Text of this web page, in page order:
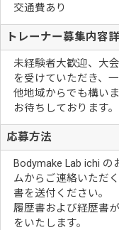
交通費あり
トレーナー募集内容
未経験者大歓迎、大
を受けていただき、
他地域からでも構い
お待ちしております。
応募方法
Bodymake Lab ichi
ムからご連絡いただ
書を送付ください。
履歴書および経歴書
をいたします。